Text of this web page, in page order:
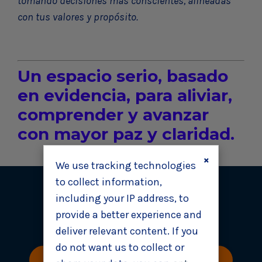
×
We use tracking technologies
to collect information,
including your IP address, to
provide a better experience and
deliver relevant content. If you
do not want us to collect or
con tus valores y propósito.
Un espacio serio, basado
en evidencia, para aliviar,
comprender y avanzar
con mayor paz y claridad.
12 DE SEPTIEMBRE
TEATRO ASTENGO
de 20 a 23 HORAS